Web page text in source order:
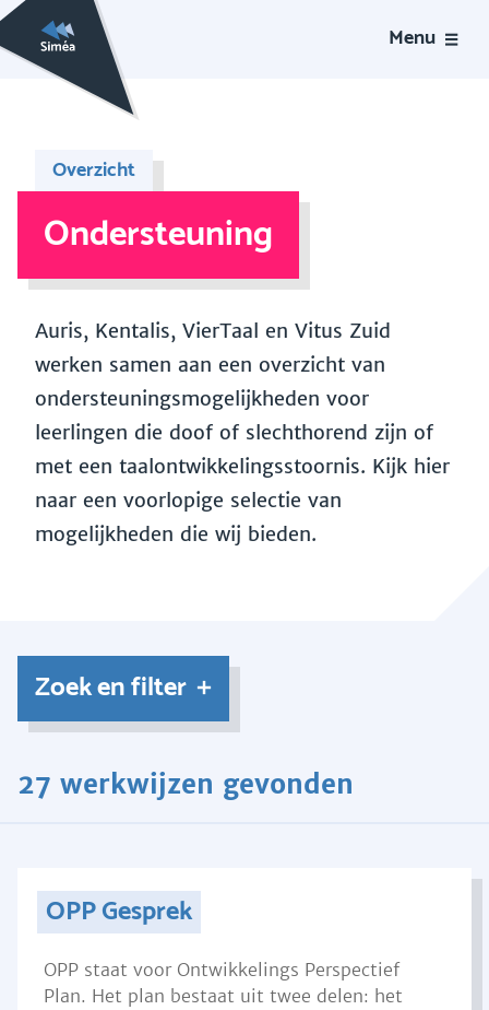
Menu
Overzicht
Ondersteuning
Auris, Kentalis, VierTaal en Vitus Zuid
werken samen aan een overzicht van
ondersteuningsmogelijkheden voor
leerlingen die doof of slechthorend zijn of
met een taalontwikkelingsstoornis. Kijk hier
naar een voorlopige selectie van
mogelijkheden die wij bieden.
Zoek en filter
27 werkwijzen gevonden
OPP Gesprek
OPP staat voor Ontwikkelings Perspectief
Plan. Het plan bestaat uit twee delen: het